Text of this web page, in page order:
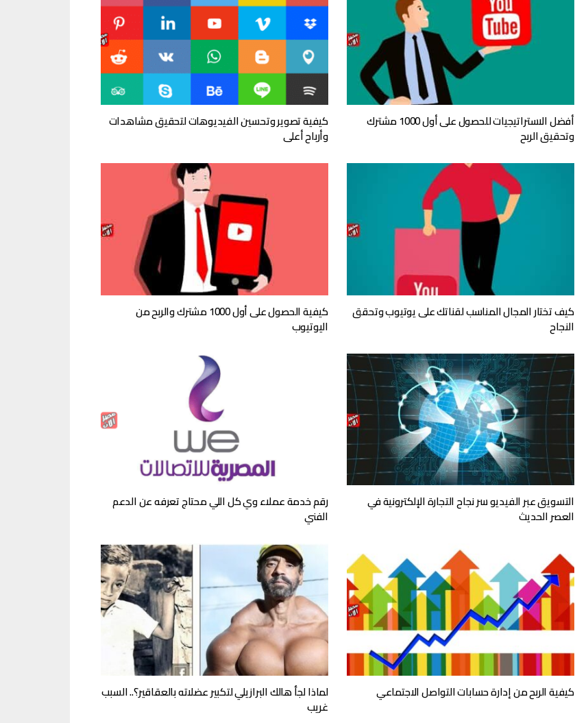
أفضل الاستراتيجيات للحصول على أول 1000 مشترك
وتحقيق الربح
كيفية تصوير وتحسين الفيديوهات لتحقيق مشاهدات
وأرباح أعلى
كيف تختار المجال المناسب لقناتك على يوتيوب وتحقق
النجاح
كيفية الحصول على أول 1000 مشترك والربح من
اليوتيوب
التسويق عبر الفيديو سر نجاح التجارة الإلكترونية في
العصر الحديث
رقم خدمة عملاء وي كل اللي محتاج تعرفه عن الدعم
الفني
كيفية الربح من إدارة حسابات التواصل الاجتماعي لماذا لجأ هالك البرازيلي لتكبير عضلاته بالعقاقير؟.. السبب
غريب